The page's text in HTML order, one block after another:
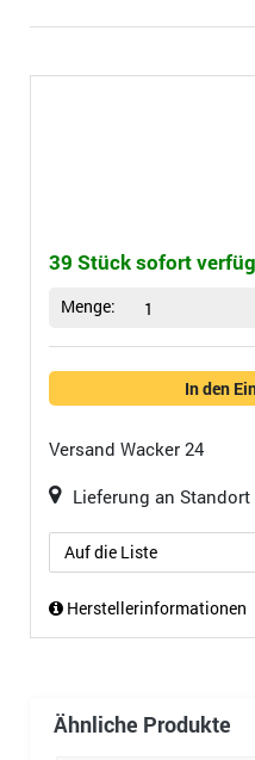
39 Stück sofort
Menge: 1
In den
Versand Wacker 24
Lieferung an
Auf die Liste
Herstellerinformationen
Ähnliche Produkte